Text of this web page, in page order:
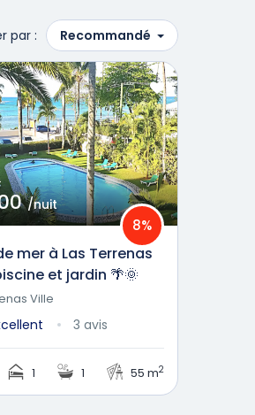
par : Recommandé
/nuit
mer à Las Terrenas
et jardin 🌴🌞
8%
Ville
3 avis
1 1 55 m2